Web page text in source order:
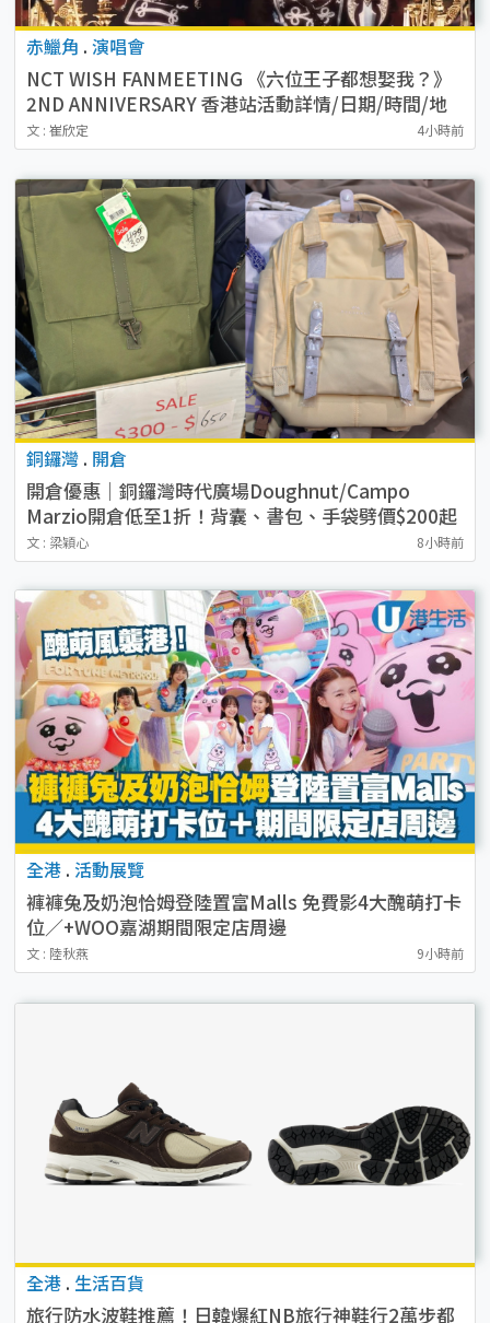
赤鱲角 . 演唱會
NCT WISH FANMEETING 《六位王子都想娶我？》
2ND ANNIVERSARY 香港站活動詳情/日期/時間/地
點/票價一覽
文 : 崔欣定 4小時前
銅鑼灣 . 開倉
開倉優惠｜銅鑼灣時代廣場Doughnut/Campo
Marzio開倉低至1折！背囊、書包、手袋劈價$200起
文 : 梁穎心 8小時前
全港 . 活動展覽
褲褲兔及奶泡恰姆登陸置富Malls 免費影4大醜萌打卡
位／+WOO嘉湖期間限定店周邊
文 : 陸秋燕 9小時前
全港 . 生活百貨
旅行防水波鞋推薦！日韓爆紅NB旅行神鞋行2萬步都